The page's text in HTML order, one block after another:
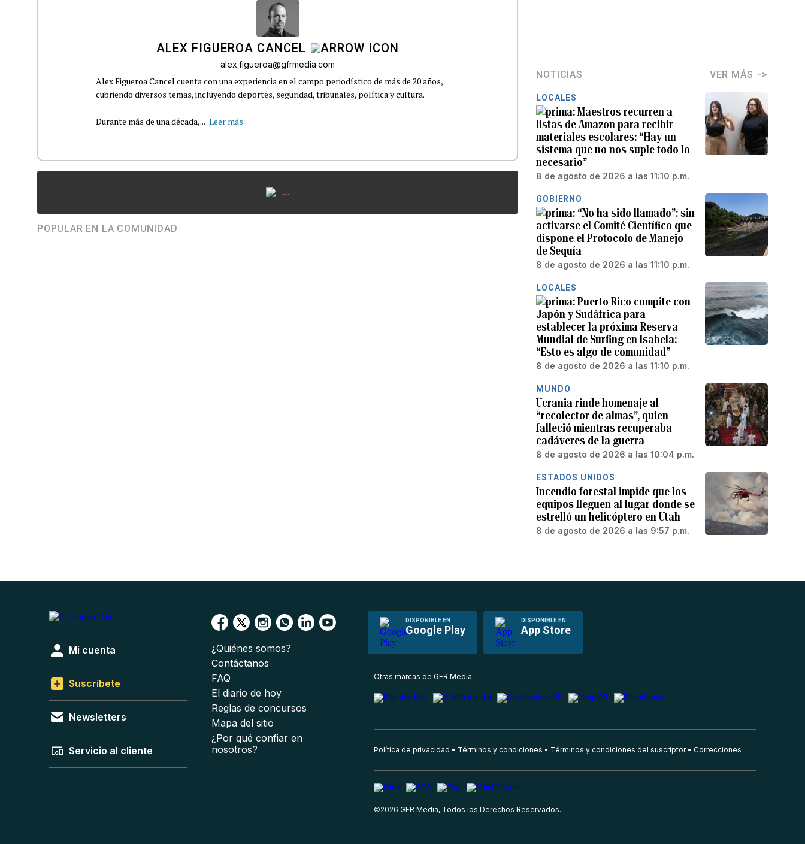
ALEX FIGUEROA CANCEL
alex.figueroa@gfrmedia.com
Alex Figueroa Cancel cuenta con una experiencia en el campo periodístico de más de 20 años,
cubriendo diversos temas, incluyendo deportes, seguridad, tribunales, política y cultura.
Durante más de una década,... Leer más
...
POPULAR EN LA COMUNIDAD
NOTICIAS VER MÁS
LOCALES
Maestros recurren a
listas de Amazon para recibir
materiales escolares: “Hay un
sistema que no nos suple todo lo
necesario”
8 de agosto de 2026 a las 11:10 p.m.
GOBIERNO
“No ha sido llamado”: sin
activarse el Comité Científico que
dispone el Protocolo de Manejo
de Sequía
8 de agosto de 2026 a las 11:10 p.m.
LOCALES
Puerto Rico compite con
Japón y Sudáfrica para
establecer la próxima Reserva
Mundial de Surfing en Isabela:
“Esto es algo de comunidad”
8 de agosto de 2026 a las 11:10 p.m.
MUNDO
Ucrania rinde homenaje al
“recolector de almas”, quien
falleció mientras recuperaba
cadáveres de la guerra
8 de agosto de 2026 a las 10:04 p.m.
ESTADOS UNIDOS
Incendio forestal impide que los
equipos lleguen al lugar donde se
estrelló un helicóptero en Utah
8 de agosto de 2026 a las 9:57 p.m.
DISPONIBLE EN
Google Play
DISPONIBLE EN
App Store
Mi cuenta
Suscríbete
Newsletters
Servicio al cliente
¿Quiénes somos?
Contáctanos
FAQ
El diario de hoy
Reglas de concursos
Mapa del sitio
¿Por qué confiar en
nosotros?
Otras marcas de GFR Media
Política de privacidad Términos y condiciones Términos y condiciones del suscriptor Correcciones
©2026 GFR Media, Todos los Derechos Reservados.